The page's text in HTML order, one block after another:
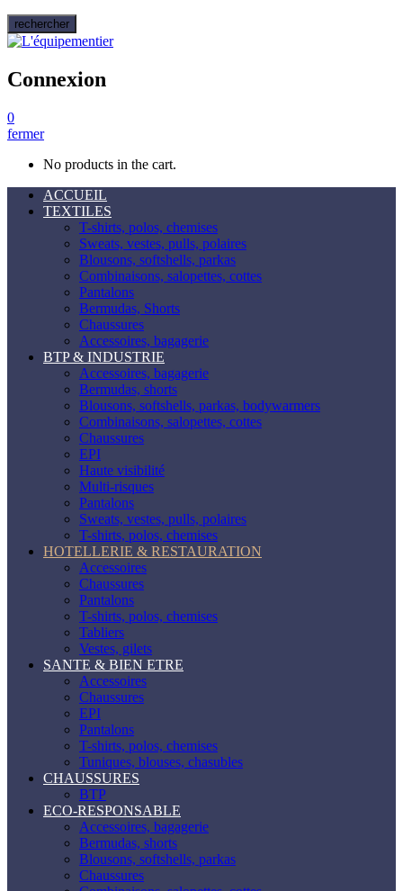
rechercher
Connexion
0
fermer
No products in the cart.
ACCUEIL
TEXTILES
T-shirts, polos, chemises
Sweats, vestes, pulls, polaires
Blousons, softshells, parkas
Combinaisons, salopettes, cottes
Pantalons
Bermudas, Shorts
Chaussures
Accessoires, bagagerie
BTP & INDUSTRIE
Accessoires, bagagerie
Bermudas, shorts
Blousons, softshells, parkas, bodywarmers
Combinaisons, salopettes, cottes
Chaussures
EPI
Haute visibilité
Multi-risques
Pantalons
Sweats, vestes, pulls, polaires
T-shirts, polos, chemises
HOTELLERIE & RESTAURATION
Accessoires
Chaussures
Pantalons
T-shirts, polos, chemises
Tabliers
Vestes, gilets
SANTE & BIEN ETRE
Accessoires
Chaussures
EPI
Pantalons
T-shirts, polos, chemises
Tuniques, blouses, chasubles
CHAUSSURES
BTP
ECO-RESPONSABLE
Accessoires, bagagerie
Bermudas, shorts
Blousons, softshells, parkas
Chaussures